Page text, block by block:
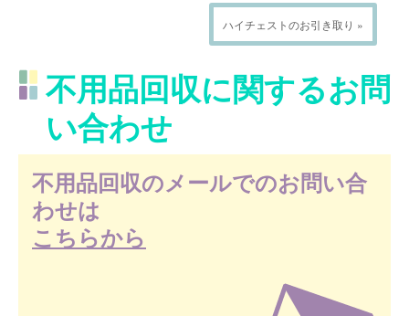
ハイチェストのお引き取り »
不用品回収に関するお問
い合わせ
不用品回収のメールでのお問い合
わせは
こちらから